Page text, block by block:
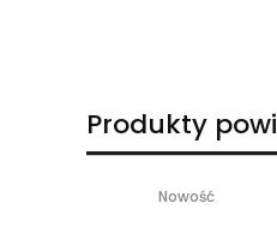
Produkty
Nowość